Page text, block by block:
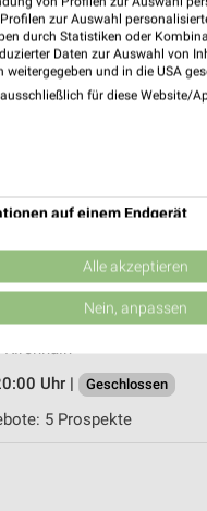
Uhr | Geschlossen
Kirchhain
23
Kirchhain
Uhr |
Geschlossen
5 Prospekte
zur Auswahl
durch Statistiken oder
Daten zur Auswahl von
und in die USA
für diese Website/
auf einem Endgerät
von Werbeanzeigen
Werbung
von Inhalten
Alle akzeptieren
Nein, anpassen